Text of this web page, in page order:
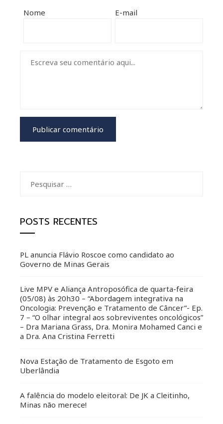
Nome E-mail
por:
POSTS RECENTES
PL anuncia Flávio Roscoe como candidato ao
Governo de Minas Gerais
Live MPV e Aliança Antroposófica de quarta-feira
(05/08) às 20h30 – “Abordagem integrativa na
Oncologia: Prevenção e Tratamento de Câncer”- Ep.
7 – “O olhar integral aos sobreviventes oncológicos”
– Dra Mariana Grass, Dra. Monira Mohamed Canci e
a Dra. Ana Cristina Ferretti
Nova Estação de Tratamento de Esgoto em
Uberlândia
A falência do modelo eleitoral: De JK a Cleitinho,
Minas não merece!